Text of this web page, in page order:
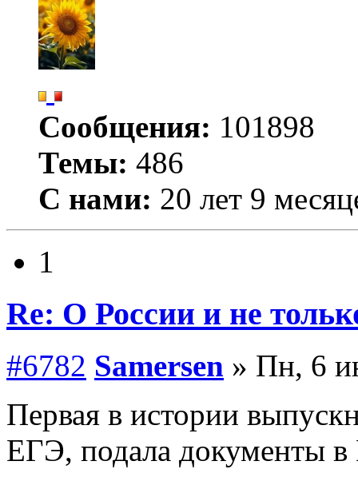
Сообщения: 101898
Темы: 486
С нами: 20 лет 9
1
Re: О России и не
#6782 Samersen » Пн, 6
Первая в истории
ЕГЭ, подала документы